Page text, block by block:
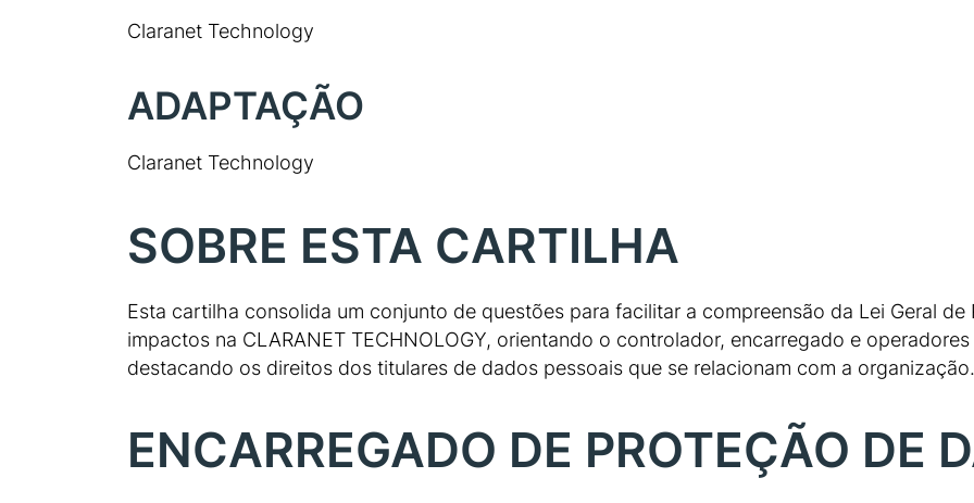
Claranet Technology
ADAPTAÇÃO
Claranet Technology
SOBRE ESTA CARTILHA
Esta cartilha consolida um conjunto de questões para facilitar a compreensão da Lei Geral de
impactos na CLARANET TECHNOLOGY, orientando o controlador, encarregado e
destacando os direitos dos titulares de dados pessoais que se relacionam com a organização.
ENCARREGADO DE PROTEÇÃO DE